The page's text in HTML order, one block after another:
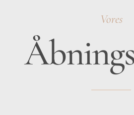
Vores